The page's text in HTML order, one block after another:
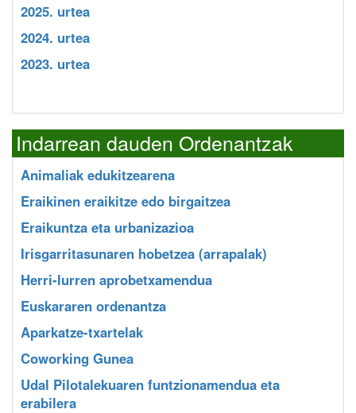
2025. urtea
2024. urtea
2023. urtea
Indarrean dauden Ordenantzak
Animaliak edukitzearena
Eraikinen eraikitze edo birgaitzea
Eraikuntza eta urbanizazioa
Irisgarritasunaren hobetzea (arrapalak)
Herri-lurren aprobetxamendua
Euskararen ordenantza
Aparkatze-txartelak
Coworking Gunea
Udal Pilotalekuaren funtzionamendua eta
erabilera